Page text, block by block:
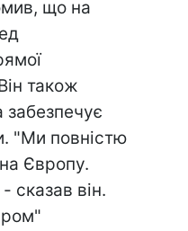
що на
також
забезпечує
"Ми повністю
Європу.
сказав він.